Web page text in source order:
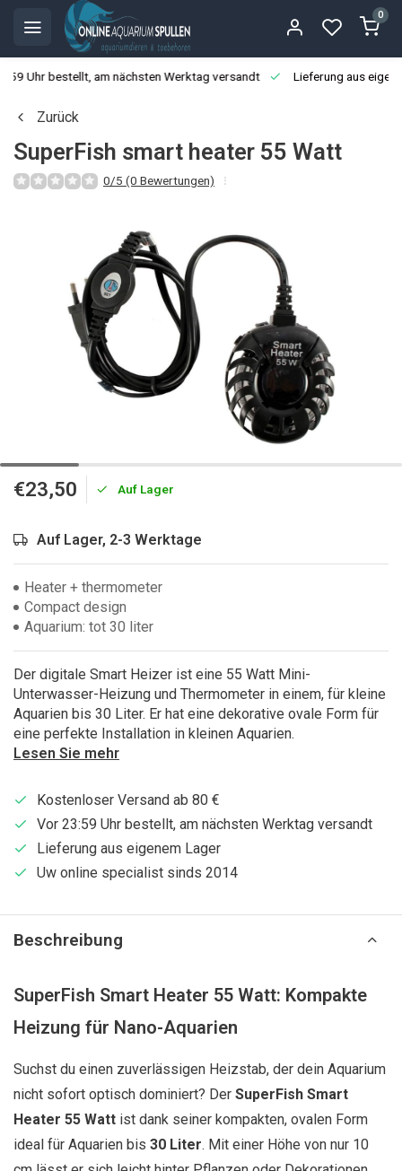
0
Uhr bestellt, am nächsten Werktag versandt Lieferung aus
Zurück
SuperFish smart heater 55 Watt
0/5 (0 Bewertungen)
€23,50 Auf Lager
Auf Lager, 2-3 Werktage
Heater + thermometer
Compact design
Aquarium: tot 30 liter
Der digitale Smart Heizer ist eine 55 Watt Mini-
Unterwasser-Heizung und Thermometer in einem, für kleine
Aquarien bis 30 Liter. Er hat eine dekorative ovale Form für
eine perfekte Installation in kleinen Aquarien.
Lesen Sie mehr
Kostenloser Versand ab 80 €
Vor 23:59 Uhr bestellt, am nächsten Werktag versandt
Lieferung aus eigenem Lager
Uw online specialist sinds 2014
Beschreibung
SuperFish Smart Heater 55 Watt: Kompakte
Heizung für Nano-Aquarien
Suchst du einen zuverlässigen Heizstab, der dein Aquarium
nicht sofort optisch dominiert? Der SuperFish Smart
Heater 55 Watt ist dank seiner kompakten, ovalen Form
ideal für Aquarien bis 30 Liter. Mit einer Höhe von nur 10